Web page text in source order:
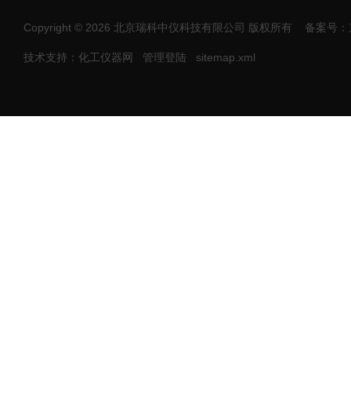
Copyright © 2026 北京瑞科中仪科技有限公司 版权所有 备案号
技术支持：化工仪器网 管理登陆 sitemap.xml